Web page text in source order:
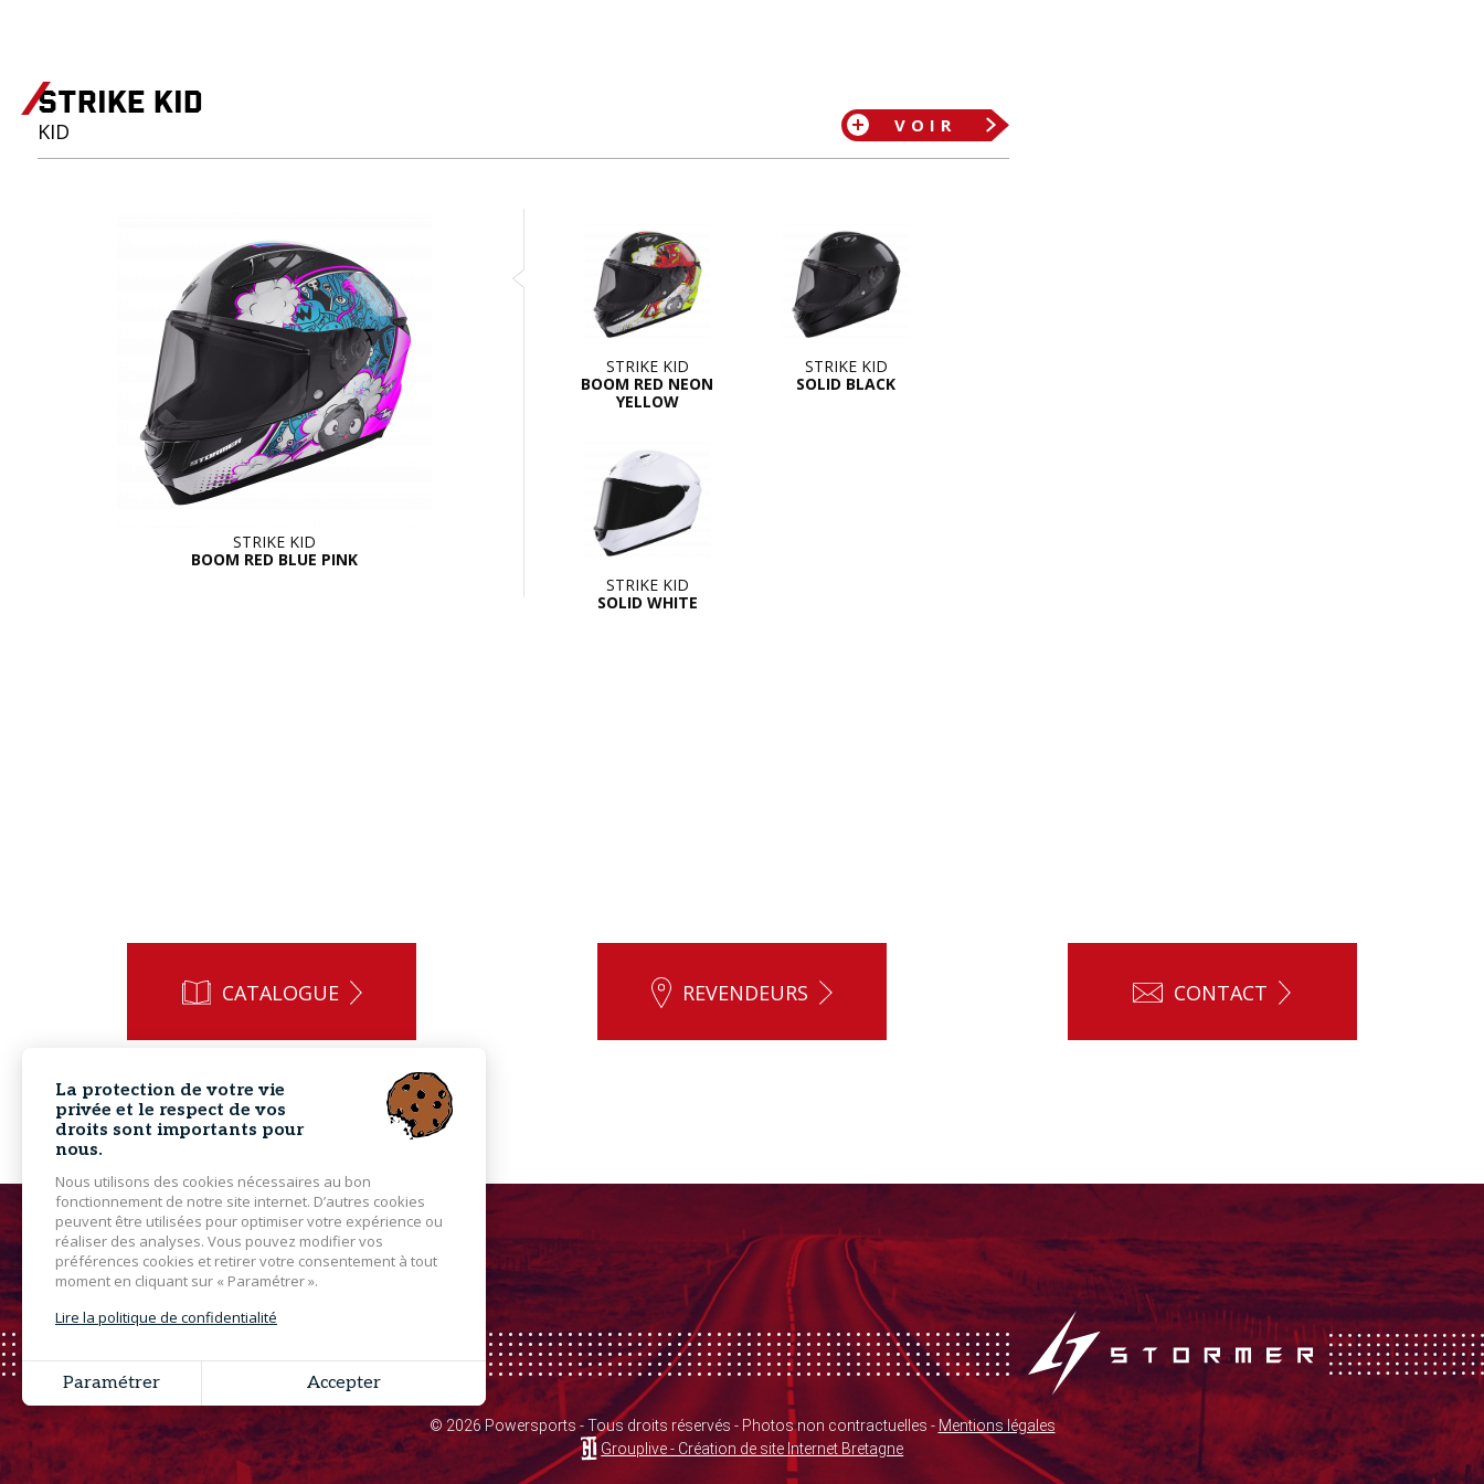
STRIKE KID
KID VOIR
STRIKE KID
BOOM RED BLUE PINK
STRIKE KID
BOOM RED NEON
YELLOW
STRIKE KID
SOLID BLACK
STRIKE KID
SOLID WHITE
CATALOGUE REVENDEURS CONTACT
© 2026 Powersports - Tous droits réservés - Photos non contractuelles - Mentions légales
Grouplive - Création de site Internet Bretagne
La protection de votre vie
privée et le respect de vos
droits sont importants pour
nous.
Nous utilisons des cookies nécessaires au bon
fonctionnement de notre site internet. D’autres cookies
peuvent être utilisées pour optimiser votre expérience ou
réaliser des analyses. Vous pouvez modifier vos
préférences cookies et retirer votre consentement à tout
moment en cliquant sur « Paramétrer ».
Lire la politique de confidentialité
Paramétrer Accepter